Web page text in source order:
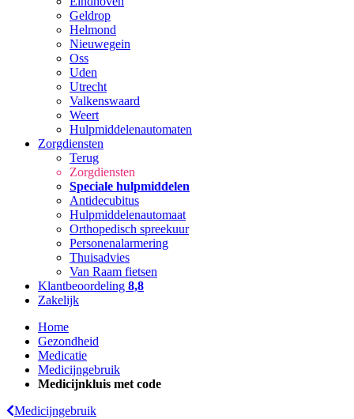
Geldrop
Helmond
Nieuwegein
Oss
Uden
Utrecht
Valkenswaard
Weert
Hulpmiddelenautomaten
Zorgdiensten
Terug
Zorgdiensten
Speciale hulpmiddelen
Antidecubitus
Hulpmiddelenautomaat
Orthopedisch spreekuur
Personenalarmering
Thuisadvies
Van Raam fietsen
Klantbeoordeling 8,8
Zakelijk
Home
Gezondheid
Medicatie
Medicijngebruik
Medicijnkluis met code
Medicijngebruik